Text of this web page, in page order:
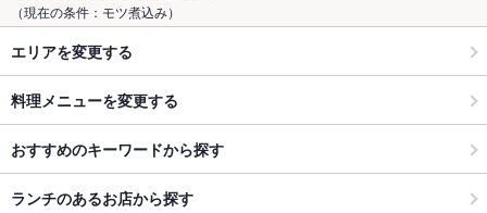
（現在の条件：モツ煮込み）
エリアを変更する
料理メニューを変更する
おすすめのキーワードから探す
ランチのあるお店から探す